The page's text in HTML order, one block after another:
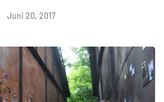
Juni 20, 2017